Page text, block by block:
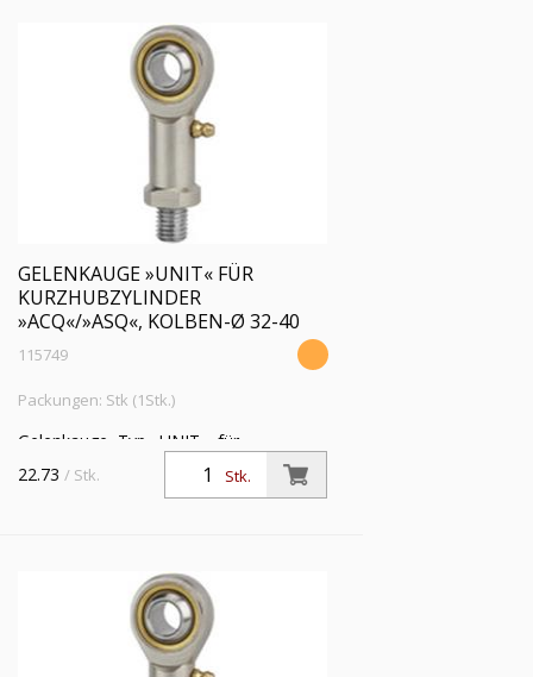
GELENKAUGE »UNIT« FÜR
KURZHUBZYLINDER
»ACQ«/»ASQ«, KOLBEN-Ø 32-40
115749
Packungen: Stk (1Stk.)
Gelenkauge, Typ »UNIT«, für
Kurzhubzylinder »ACQ« und »ASQ«,
Kolben-Ø 32-40, Kolbenstangengewinde
Stk.
22.73 / Stk.